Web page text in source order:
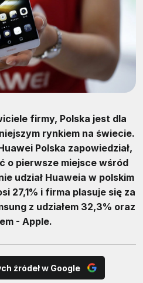
firmy, Polska jest dla
rynkiem na świecie.
Polska zapowiedział,
o pierwsze miejsce wśród
udział Huaweia w polskim
27,1% i firma plasuje się za
z udziałem 32,3% oraz
- Apple.
źródeł w Google